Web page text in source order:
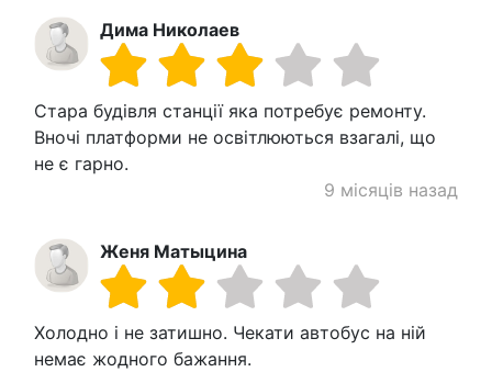
Дима Николаев
Стара будівля станції яка потребує ремонту.
Вночі платформи не освітлюються взагалі, що
не є гарно.
9 місяців назад
Женя Матыцина
Холодно і не затишно. Чекати автобус на ній
немає жодного бажання.